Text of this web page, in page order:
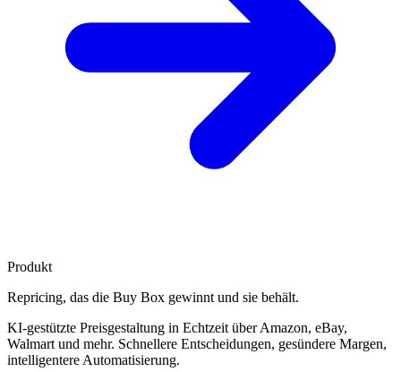
Produkt
Repricing, das die Buy Box gewinnt und sie behält.
KI-gestützte Preisgestaltung in Echtzeit über Amazon, eBay,
Walmart und mehr. Schnellere Entscheidungen, gesündere Margen,
intelligentere Automatisierung.